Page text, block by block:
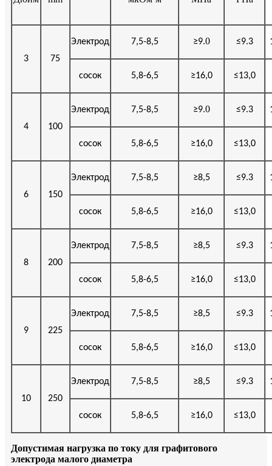
3 75
Электрод 7,5-8,5 ≥9.0 ≤9.3
сосок 5,8-6,5 ≥16,0 ≤13,0
4 100
Электрод 7,5-8,5 ≥9.0 ≤9.3
сосок 5,8-6,5 ≥16,0 ≤13,0
6 150
Электрод 7,5-8,5 ≥8,5 ≤9.3
сосок 5,8-6,5 ≥16,0 ≤13,0
8 200
Электрод 7,5-8,5 ≥8,5 ≤9.3
сосок 5,8-6,5 ≥16,0 ≤13,0
9 225
Электрод 7,5-8,5 ≥8,5 ≤9.3
сосок 5,8-6,5 ≥16,0 ≤13,0
10 250
Электрод 7,5-8,5 ≥8,5 ≤9.3
сосок 5,8-6,5 ≥16,0 ≤13,0
Допустимая нагрузка по току для графитового
электрода малого диаметра